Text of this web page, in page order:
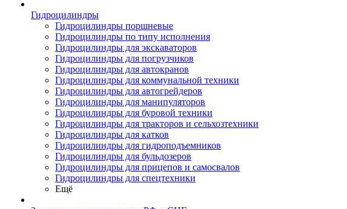
Гидроцилиндры
Гидроцилиндры поршневые
Гидроцилиндры по типу исполнения
Гидроцилиндры для экскаваторов
Гидроцилиндры для погрузчиков
Гидроцилиндры для автокранов
Гидроцилиндры для коммунальной техники
Гидроцилиндры для автогрейдеров
Гидроцилиндры для манипуляторов
Гидроцилиндры для буровой техники
Гидроцилиндры для тракторов и сельхозтехники
Гидроцилиндры для катков
Гидроцилиндры для гидроподъемников
Гидроцилиндры для бульдозеров
Гидроцилиндры для прицепов и самосвалов
Гидроцилиндры для спецтехники
Ещё